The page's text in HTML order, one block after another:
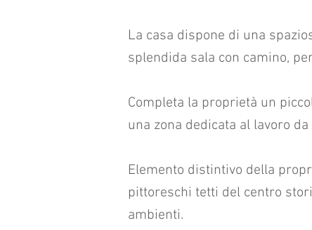
La casa dispone di una
splendida sala con camino,
Completa la proprietà un
una zona dedicata al lavoro
Elemento distintivo della
pittoreschi tetti del centro
ambienti.